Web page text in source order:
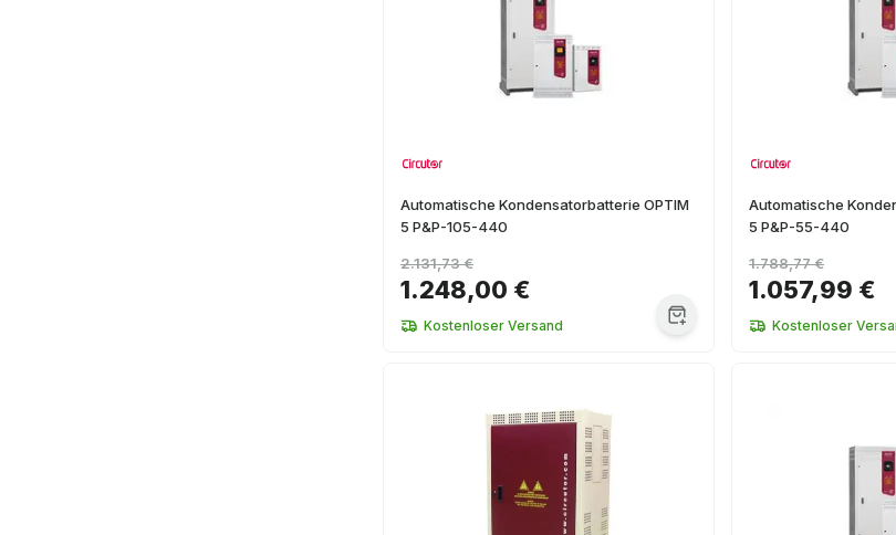
Automatische Kondensatorbatterie OPTIM
5 P&P-105-440
1.248,00 €
2.131,73 €
Kostenloser Versand
Automatische
5 P&P-55-440
1.057,99 €
1.788,77 €
Kostenloser